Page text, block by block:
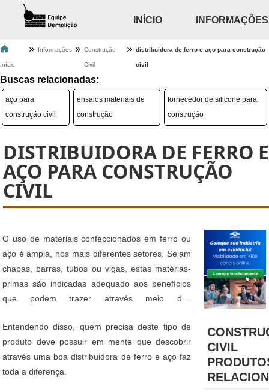
INÍCIO INFORMAÇÕES
Início
Informações Construção
Civil
distribuidora de ferro e aço para construção
civil
Buscas relacionadas:
aço para
construção civil
ensaios materiais de
construção
fornecedor de silicone para
construção
DISTRIBUIDORA DE FERRO E
AÇO PARA CONSTRUÇÃO
CIVIL
O uso de materiais confeccionados em ferro ou
aço é ampla, nos mais diferentes setores. Sejam
chapas, barras, tubos ou vigas, estas matérias-
primas são indicadas adequado aos benefícios
que podem trazer através meio das
longo resistência e, consequentemente, a boa
durabilidade.
Entendendo disso, quem precisa deste tipo de
produto deve possuir em mente que descobrir
através uma boa distribuidora de ferro e aço faz
toda a diferença.
CIVIL